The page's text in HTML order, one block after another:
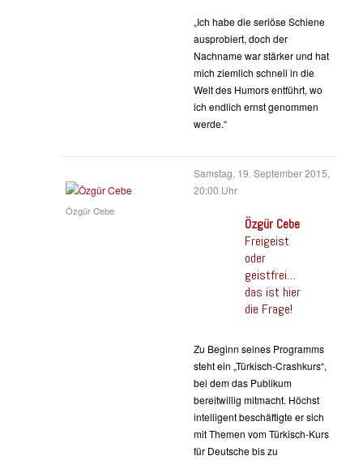
„Ich habe die seriöse Schiene
ausprobiert, doch der
Nachname war stärker und hat
mich ziemlich schnell in die
Welt des Humors entführt, wo
ich endlich ernst genommen
werde.“
Özgür Cebe
Samstag, 19. September 2015,
20:00 Uhr
Özgür Cebe
Freigeist
oder
geistfrei…
das ist hier
die Frage!
Zu Beginn seines Programms
steht ein „Türkisch-Crashkurs“,
bei dem das Publikum
bereitwillig mitmacht. Höchst
intelligent beschäftigte er sich
mit Themen vom Türkisch-Kurs
für Deutsche bis zu